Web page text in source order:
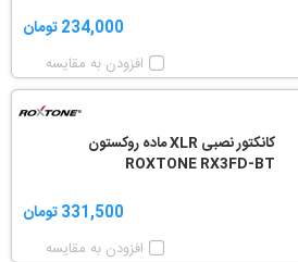
234,000 تومان
افزودن به مقایسه
کانکتور نصبی XLR ماده روکستون
ROXTONE RX3FD-BT
331,500 تومان
افزودن به مقایسه